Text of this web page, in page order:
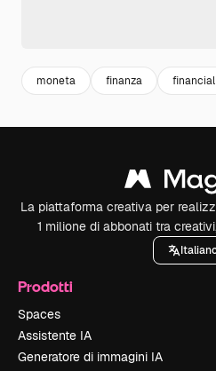
moneta finanza financial
La piattaforma creativa per
1 milione di abbonati tra
Prodotti
Spaces
Assistente IA
Generatore di immagini IA